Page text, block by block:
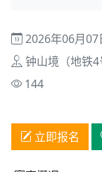
2026年06月07
钟山境（地铁4
144
立即报名